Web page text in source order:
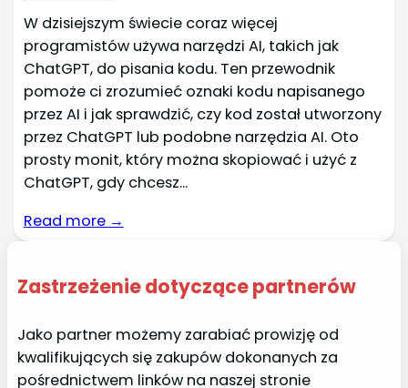
W dzisiejszym świecie coraz więcej
programistów używa narzędzi AI, takich jak
ChatGPT, do pisania kodu. Ten przewodnik
pomoże ci zrozumieć oznaki kodu napisanego
przez AI i jak sprawdzić, czy kod został utworzony
przez ChatGPT lub podobne narzędzia AI. Oto
prosty monit, który można skopiować i użyć z
ChatGPT, gdy chcesz...
Read more →
Zastrzeżenie dotyczące partnerów
Jako partner możemy zarabiać prowizję od
kwalifikujących się zakupów dokonanych za
pośrednictwem linków na naszej stronie